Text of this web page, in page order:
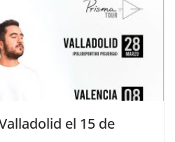
el 15 de